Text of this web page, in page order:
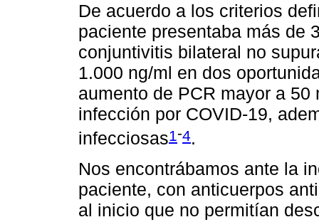
De acuerdo a los criterios
paciente presentaba más de
conjuntivitis bilateral no
1.000 ng/ml en dos
aumento de PCR mayor a
infección por COVID-19,
infecciosas1-4.
Nos encontrábamos ante la
paciente, con anticuerpos
al inicio que no permitían